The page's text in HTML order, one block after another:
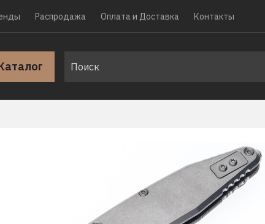
Распродажа Оплата и Доставка Контакты